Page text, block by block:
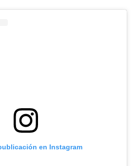
en Instagram